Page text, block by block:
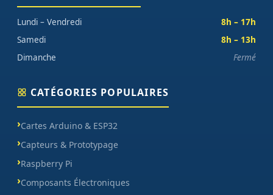
Lundi – Vendredi
8h – 17h
Samedi
8h – 13h
Dimanche
Fermé
CATÉGORIES POPULAIRES
Cartes Arduino & ESP32
Capteurs & Prototypage
Raspberry Pi
Composants Électroniques